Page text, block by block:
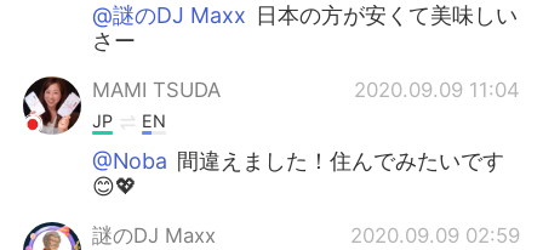
@謎のDJ Maxx 日本の方が安くて美味しい
さー
MAMI TSUDA 2020.09.09 11:04
JP EN
@Noba 間違えました！住んでみたいです
😊💖
謎のDJ Maxx 2020.09.09 02:59